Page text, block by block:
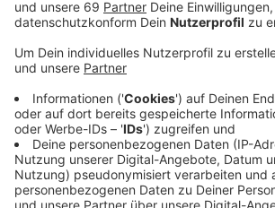
Anzeige
So klingt "Moon Music"
Anzeige
Auf der neuen LP setzen Coldplay den
Kurs fort, mit dem sie seit Jahren
sind. Vom schwermütigen Indie-Rock